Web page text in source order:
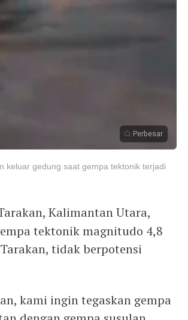
Perbesar
keluar gedung saat gempa tektonik terjadi
Kalimantan Utara,
tektonik magnitudo 4,8
tidak berpotensi
kami ingin tegaskan gempa